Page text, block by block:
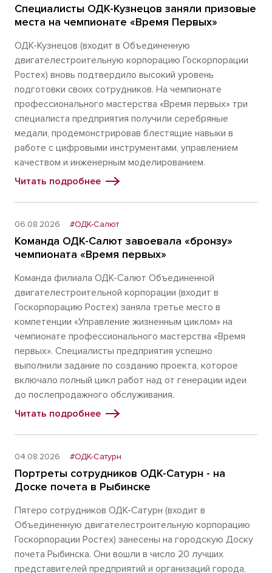
Специалисты ОДК-Кузнецов заняли призовые
места на чемпионате «Время Первых»
ОДК-Кузнецов (входит в Объединенную
двигателестроительную корпорацию Госкорпорации
Ростех) вновь подтвердило высокий уровень
подготовки своих сотрудников. На чемпионате
профессионального мастерства «Время первых» три
специалиста предприятия получили серебряные
медали, продемонстрировав блестящие навыки в
работе с цифровыми инструментами, управлением
качеством и инженерным моделированием.
Читать подробнее
06.08.2026 #ОДК-Салют
Команда ОДК-Салют завоевала «бронзу»
чемпионата «Время первых»
Команда филиала ОДК-Салют Объединенной
двигателестроительной корпорации (входит в
Госкорпорацию Ростех) заняла третье место в
компетенции «Управление жизненным циклом» на
чемпионате профессионального мастерства «Время
первых». Специалисты предприятия успешно
выполнили задание по созданию проекта, которое
включало полный цикл работ над от генерации идеи
до послепродажного обслуживания.
Читать подробнее
04.08.2026 #ОДК-Сатурн
Портреты сотрудников ОДК-Сатурн - на
Доске почета в Рыбинске
Пятеро сотрудников ОДК-Сатурн (входит в
Объединенную двигателестроительную корпорацию
Госкорпорации Ростех) занесены на городскую Доску
почета Рыбинска. Они вошли в число 20 лучших
представителей предприятий и организаций города,